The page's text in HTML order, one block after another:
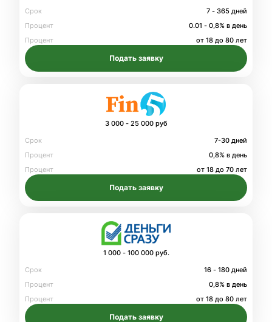
Срок
7 - 365 дней
Процент
0.01 - 0,8% в день
Процент
от 18 до 80 лет
Подать заявку
3 000 - 25 000 руб
Срок
7-30 дней
Процент
0,8% в день
Процент
от 18 до 70 лет
Подать заявку
1 000 - 100 000 руб.
Срок
16 - 180 дней
Процент
0,8% в день
Процент
от 18 до 80 лет
Подать заявку